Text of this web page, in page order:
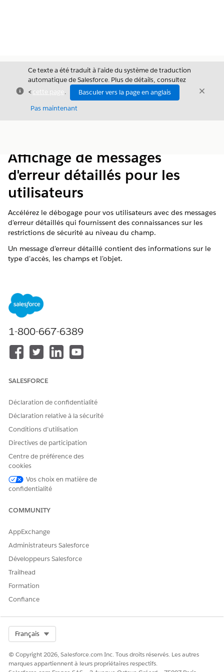
Fermer
Ce texte a été traduit à l’aide du système de traduction
automatique de Salesforce. Plus de détails, consultez
<cette page .
Basculer vers la page en anglais
Pas maintenant
Fermer
Affichage de messages
d'erreur détaillés pour les
utilisateurs
Accélérez le débogage pour vos utilisateurs avec des messages
d'erreur détaillés qui fournissent des connaissances sur les
restrictions de sécurité au niveau du champ.
Un message d'erreur détaillé contient des informations sur le
type d'accès, les champs et l'objet.
Paramètres personnalisés
Cliquez sur
Cliquez sur
SélectionnezAfficher les messages
Enregistrez vos modifications.
CET ARTICLE A-T-IL RÉSOLU VOTRE PROBLÈME ?
1-800-667-6389
SALESFORCE
Déclaration de confidentialité
Déclaration relative à la sécurité
Conditions d’utilisation
Directives de participation
Centre de préférence des
cookies
Vos choix en matière de
confidentialité
COMMUNITY
AppExchange
Administrateurs Salesforce
Développeurs Salesforce
Trailhead
Formation
Confiance
Français
© Copyright 2026, Salesforce.com Inc. Tous droits réservés. Les autres
marques appartiennent à leurs propriétaires respectifs.